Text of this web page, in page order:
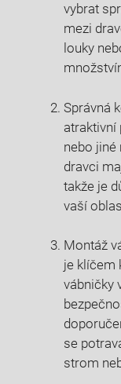
vybrat
mezi
louky
Správná
atraktivní
nebo jiné
dravci
takže je
vaší
Montáž
je klíčem
vábničky
se
strom